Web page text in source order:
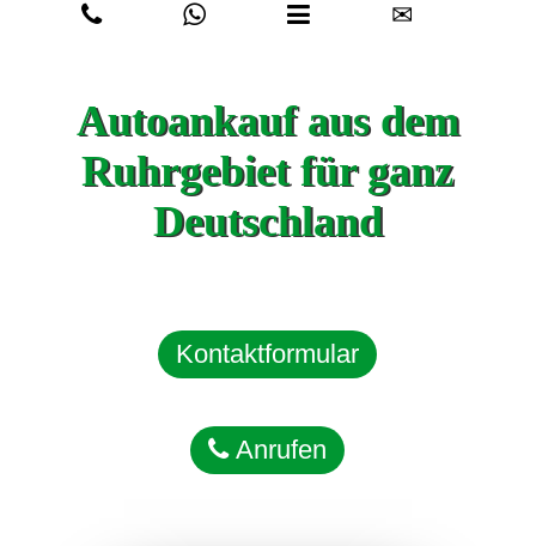
✉
Autoankauf aus dem
Ruhrgebiet für ganz
Deutschland
Kontaktformular
Anrufen